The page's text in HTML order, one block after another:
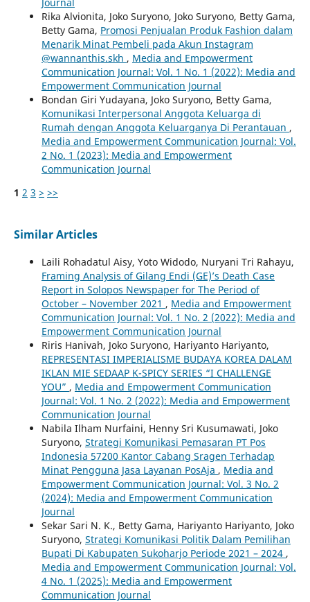
Rika Alvionita, Joko Suryono, Joko Suryono, Betty Gama,
Betty Gama, Promosi Penjualan Produk Fashion dalam
Menarik Minat Pembeli pada Akun Instagram
@wannanthis.skh , Media and Empowerment
Communication Journal: Vol. 1 No. 1 (2022): Media and
Empowerment Communication Journal
Bondan Giri Yudayana, Joko Suryono, Betty Gama,
Komunikasi Interpersonal Anggota Keluarga di
Rumah dengan Anggota Keluarganya Di Perantauan ,
Media and Empowerment Communication Journal: Vol.
2 No. 1 (2023): Media and Empowerment
Communication Journal
1 2 3 > >>
Similar Articles
Laili Rohadatul Aisy, Yoto Widodo, Nuryani Tri Rahayu,
Framing Analysis of Gilang Endi (GE)’s Death Case
Report in Solopos Newspaper for The Period of
October – November 2021 , Media and Empowerment
Communication Journal: Vol. 1 No. 2 (2022): Media and
Empowerment Communication Journal
Riris Hanivah, Joko Suryono, Hariyanto Hariyanto,
REPRESENTASI IMPERIALISME BUDAYA KOREA DALAM
IKLAN MIE SEDAAP K-SPICY SERIES “I CHALLENGE
YOU” , Media and Empowerment Communication
Journal: Vol. 1 No. 2 (2022): Media and Empowerment
Communication Journal
Nabila Ilham Nurfaini, Henny Sri Kusumawati, Joko
Suryono, Strategi Komunikasi Pemasaran PT Pos
Indonesia 57200 Kantor Cabang Sragen Terhadap
Minat Pengguna Jasa Layanan PosAja , Media and
Empowerment Communication Journal: Vol. 3 No. 2
(2024): Media and Empowerment Communication
Journal
Sekar Sari N. K., Betty Gama, Hariyanto Hariyanto, Joko
Suryono, Strategi Komunikasi Politik Dalam Pemilihan
Bupati Di Kabupaten Sukoharjo Periode 2021 – 2024 ,
Media and Empowerment Communication Journal: Vol.
4 No. 1 (2025): Media and Empowerment
Communication Journal